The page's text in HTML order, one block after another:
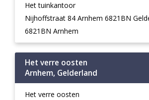
Het tuinkantoor
Nijhoffstraat 84 Arnhem 6821BN
6821BN Arnhem
Het verre oosten
Arnhem, Gelderland
Het verre oosten